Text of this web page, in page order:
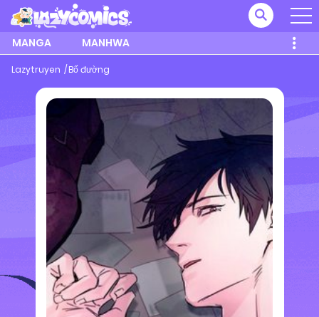
MANGA MANHWA
Lazytruyen Bố đường